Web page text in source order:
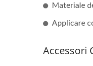
Materiale
Applicare
Accessori